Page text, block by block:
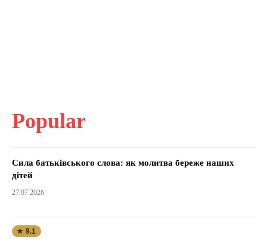
Popular
Сила батьківського слова: як молитва береже наших
дітей
27.07.2026
★ 9.1